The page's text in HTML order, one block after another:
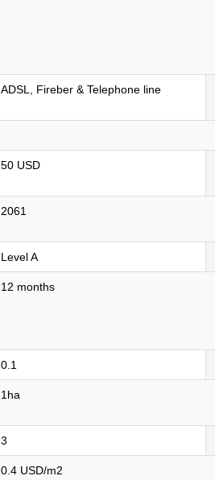
ADSL, Fireber & Telephone line
50 USD
2061
Level A
12 months
0.1
1ha
3
0.4 USD/m2